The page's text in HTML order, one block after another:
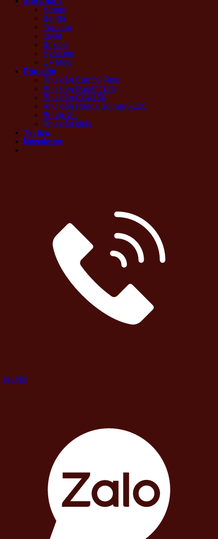
Honda
Benda
Yamaha
Italjet
Brixton
Hyosung
CF Moto
Phụ kiện
Phụ kiện Cub 50 Final
Phụ kiện Dax/CT125
Phụ kiện CGX150
Phụ kiện Honda Square X125
Phuộc Xe
Phụ kiện khác
Tin tức
Newsletter
Ms Nhi